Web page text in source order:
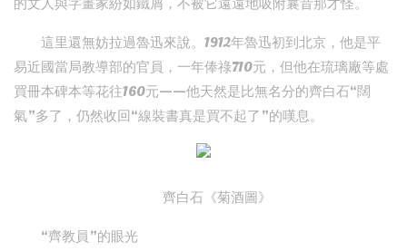
的文人與字畫家紛如鐵屑，不被它遠遠地吸附曩昔那才怪。
這里還無妨拉過魯迅來說。1912年魯迅初到北京，他是平
易近國當局教導部的官員，一年俸祿710元，但他在琉璃廠等處
買冊本碑本等花往160元——他天然是比無名分的齊白石“闊
氣”多了，仍然收回“線裝書真是買不起了”的嘆息。
齊白石《菊酒圖》
“齊教員”的眼光